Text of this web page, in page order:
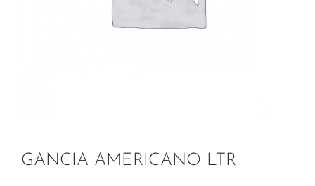
GANCIA AMERICANO LTR